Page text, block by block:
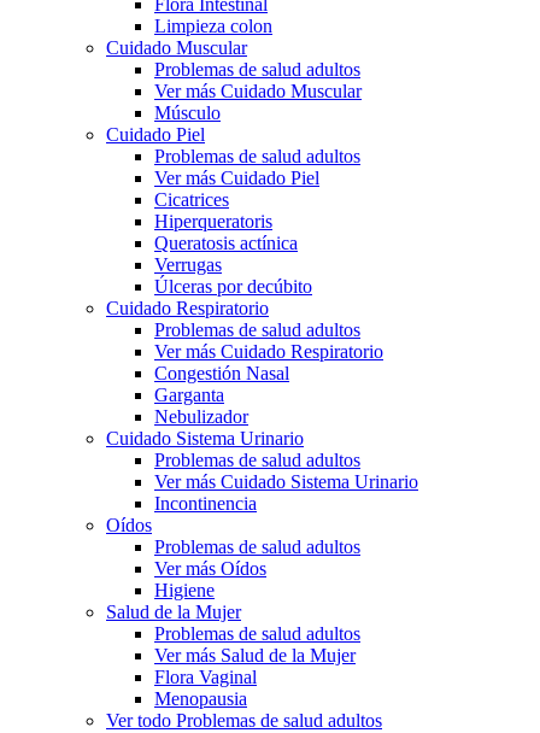
Flora Intestinal
Limpieza colon
Cuidado Muscular
Problemas de salud adultos
Ver más Cuidado Muscular
Músculo
Cuidado Piel
Problemas de salud adultos
Ver más Cuidado Piel
Cicatrices
Hiperqueratoris
Queratosis actínica
Verrugas
Úlceras por decúbito
Cuidado Respiratorio
Problemas de salud adultos
Ver más Cuidado Respiratorio
Congestión Nasal
Garganta
Nebulizador
Cuidado Sistema Urinario
Problemas de salud adultos
Ver más Cuidado Sistema Urinario
Incontinencia
Oídos
Problemas de salud adultos
Ver más Oídos
Higiene
Salud de la Mujer
Problemas de salud adultos
Ver más Salud de la Mujer
Flora Vaginal
Menopausia
Ver todo Problemas de salud adultos